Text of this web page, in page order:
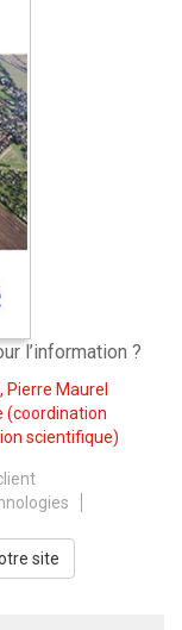
l’information ?
Pierre Maurel
(coordination
scientifique)
site